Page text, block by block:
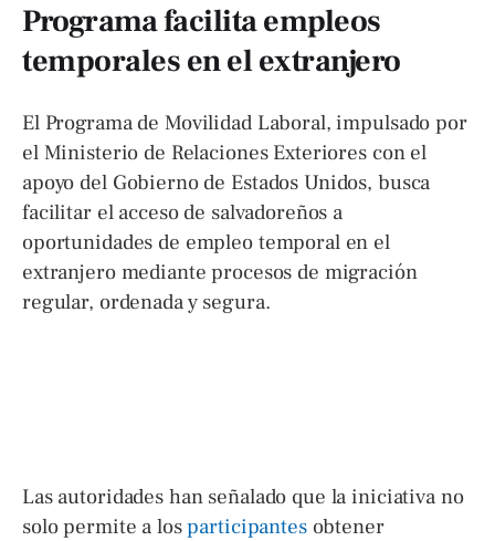
Programa facilita empleos
temporales en el extranjero
El Programa de Movilidad Laboral, impulsado por
el Ministerio de Relaciones Exteriores con el
apoyo del Gobierno de Estados Unidos, busca
facilitar el acceso de salvadoreños a
oportunidades de empleo temporal en el
extranjero mediante procesos de migración
regular, ordenada y segura.
Las autoridades han señalado que la iniciativa no
solo permite a losparticipantes obtener